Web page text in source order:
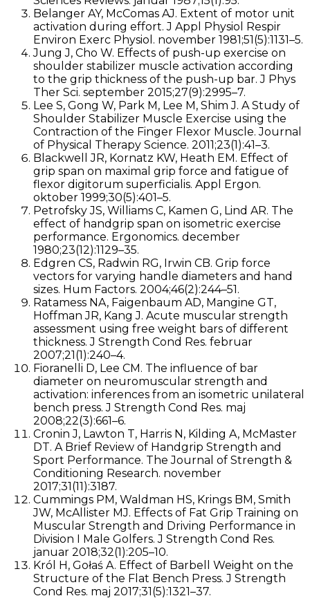
Belanger AY, McComas AJ. Extent of motor unit
activation during effort. J Appl Physiol Respir
Environ Exerc Physiol. november 1981;51(5):1131–5.
Jung J, Cho W. Effects of push-up exercise on
shoulder stabilizer muscle activation according
to the grip thickness of the push-up bar. J Phys
Ther Sci. september 2015;27(9):2995–7.
Lee S, Gong W, Park M, Lee M, Shim J. A Study of
Shoulder Stabilizer Muscle Exercise using the
Contraction of the Finger Flexor Muscle. Journal
of Physical Therapy Science. 2011;23(1):41–3.
Blackwell JR, Kornatz KW, Heath EM. Effect of
grip span on maximal grip force and fatigue of
flexor digitorum superficialis. Appl Ergon.
oktober 1999;30(5):401–5.
Petrofsky JS, Williams C, Kamen G, Lind AR. The
effect of handgrip span on isometric exercise
performance. Ergonomics. december
1980;23(12):1129–35.
Edgren CS, Radwin RG, Irwin CB. Grip force
vectors for varying handle diameters and hand
sizes. Hum Factors. 2004;46(2):244–51.
Ratamess NA, Faigenbaum AD, Mangine GT,
Hoffman JR, Kang J. Acute muscular strength
assessment using free weight bars of different
thickness. J Strength Cond Res. februar
2007;21(1):240–4.
Fioranelli D, Lee CM. The influence of bar
diameter on neuromuscular strength and
activation: inferences from an isometric unilateral
bench press. J Strength Cond Res. maj
2008;22(3):661–6.
Cronin J, Lawton T, Harris N, Kilding A, McMaster
DT. A Brief Review of Handgrip Strength and
Sport Performance. The Journal of Strength &
Conditioning Research. november
2017;31(11):3187.
Cummings PM, Waldman HS, Krings BM, Smith
JW, McAllister MJ. Effects of Fat Grip Training on
Muscular Strength and Driving Performance in
Division I Male Golfers. J Strength Cond Res.
januar 2018;32(1):205–10.
Król H, Gołaś A. Effect of Barbell Weight on the
Structure of the Flat Bench Press. J Strength
Cond Res. maj 2017;31(5):1321–37.